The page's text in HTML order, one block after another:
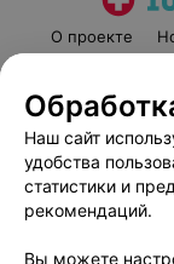
О проекте
Наш сайт
удобства
статистики и
рекомендаций.
Вы можете